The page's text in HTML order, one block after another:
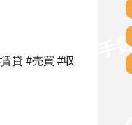
貸 #売買 #収